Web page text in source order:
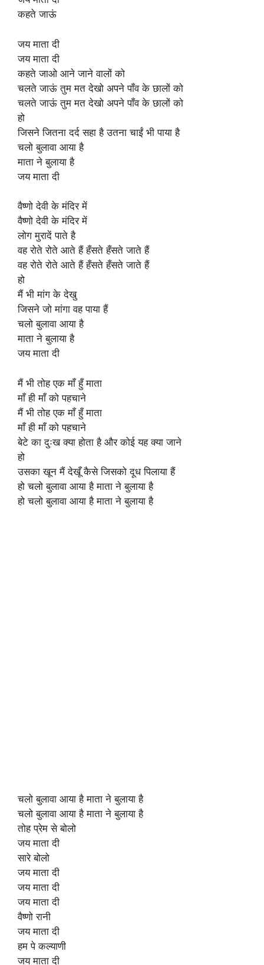
कहते जाऊं
जय माता दी
जय माता दी
कहते जाओ आने जाने वालों को
चलते जाऊं तुम मत देखो अपने पाँव के छालों को
चलते जाऊं तुम मत देखो अपने पाँव के छालों को
हो
जिसने जितना दर्द सहा है उतना चाईं भी पाया है
चलो बुलावा आया है
माता ने बुलाया है
जय माता दी
वैष्णो देवी के मंदिर में
वैष्णो देवी के मंदिर में
लोग मुरादें पाते है
वह रोते रोते आते हैं हँसते हँसते जाते हैं
वह रोते रोते आते हैं हँसते हँसते जाते हैं
हो
मैं भी मांग के देखु
जिसने जो मांगा वह पाया हैं
चलो बुलावा आया है
माता ने बुलाया है
जय माता दी
मैं भी तोह एक माँ हुँ माता
माँ ही माँ को पहचाने
मैं भी तोह एक माँ हुँ माता
माँ ही माँ को पहचाने
बेटे का दुःख क्या होता है और कोई यह क्या जाने
हो
उसका खून मैं देखूँ कैसे जिसको दूध पिलाया हैं
हो चलो बुलावा आया है माता ने बुलाया है
हो चलो बुलावा आया है माता ने बुलाया है
चलो बुलावा आया है माता ने बुलाया है
चलो बुलावा आया है माता ने बुलाया है
तोह प्रेम से बोलो
जय माता दी
सारे बोलो
जय माता दी
जय माता दी
जय माता दी
वैष्णो रानी
जय माता दी
हम पे कल्याणी
जय माता दी